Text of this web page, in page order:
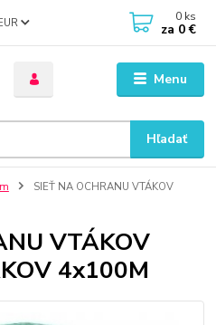
Menu
Hľadať
0 ks
za 0 €
SIEŤ NA OCHRANU VTÁKOV
VTÁKOV
4x100M